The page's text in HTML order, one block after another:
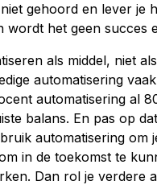
gehoord en lever je
het geen succes
als middel, niet
automatisering
automatisering al
balans. En pas op
automatisering om
in de toekomst te
Dan rol je verdere